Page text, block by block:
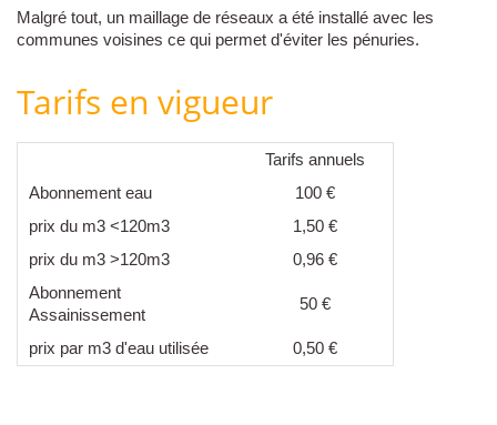
Malgré tout, un maillage de réseaux a été installé avec les
communes voisines ce qui permet d'éviter les pénuries.
Tarifs en vigueur
Tarifs annuels
Abonnement eau
100 €
prix du m3 <120m3
1,50 €
prix du m3 >120m3
0,96 €
Abonnement
Assainissement
50 €
prix par m3 d'eau utilisée 0,50 €